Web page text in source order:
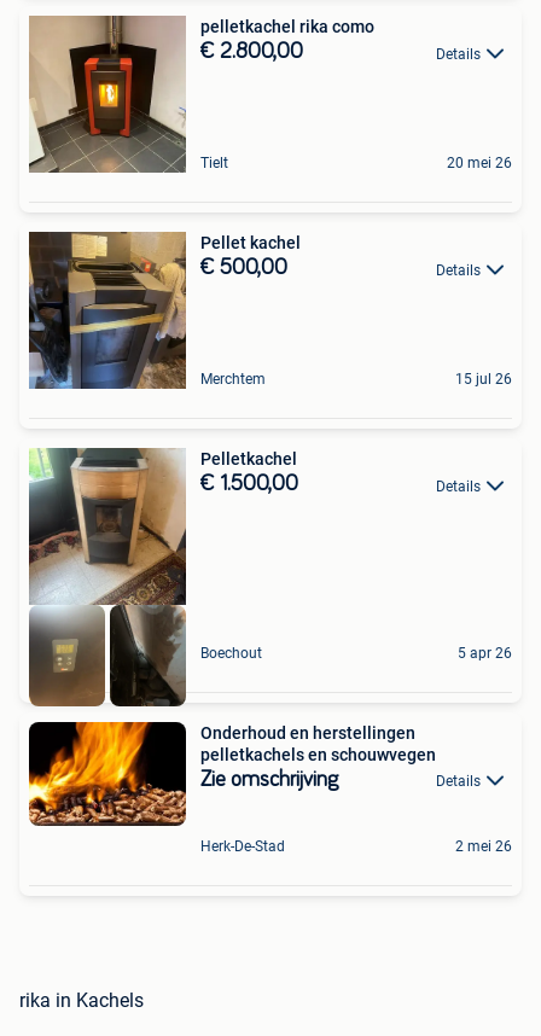
pelletkachel rika como
€ 2.800,00 Details
Tielt 20 mei 26
Pellet kachel
€ 500,00 Details
Merchtem 15 jul 26
Pelletkachel
€ 1.500,00 Details
Boechout 5 apr 26
Onderhoud en herstellingen
pelletkachels en schouwvegen
Zie omschrijving Details
Herk-De-Stad 2 mei 26
rika in Kachels